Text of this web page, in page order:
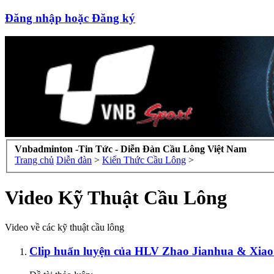
Đăng nhập hoặc Đăng ký
Vnbadminton -Tin Tức - Diễn Đàn Cầu Lông Việt Nam
Trang chủ Diễn đàn > Kiến Thức Cầu Lông >
Video Kỹ Thuật Cầu Lông
Video về các kỹ thuật cầu lông
Clip huấn luyện của HLV Zhao Jianhua &